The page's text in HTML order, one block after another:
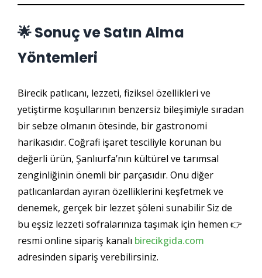
🌟 Sonuç ve Satın Alma
Yöntemleri
Birecik patlıcanı, lezzeti, fiziksel özellikleri ve
yetiştirme koşullarının benzersiz bileşimiyle sıradan
bir sebze olmanın ötesinde, bir gastronomi
harikasıdır. Coğrafi işaret tesciliyle korunan bu
değerli ürün, Şanlıurfa’nın kültürel ve tarımsal
zenginliğinin önemli bir parçasıdır. Onu diğer
patlıcanlardan ayıran özelliklerini keşfetmek ve
denemek, gerçek bir lezzet şöleni sunabilir Siz de
bu eşsiz lezzeti sofralarınıza taşımak için hemen 👉
resmi online sipariş kanalı birecikgida.com
adresinden sipariş verebilirsiniz.